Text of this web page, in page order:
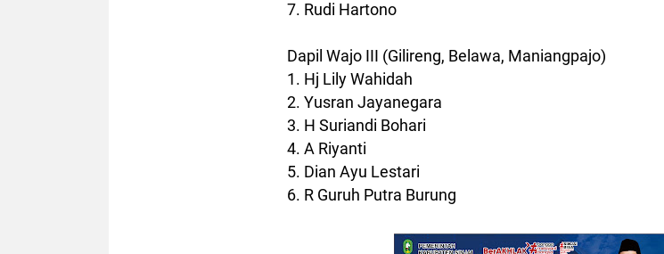
7. Rudi Hartono
Dapil Wajo III (Gilireng, Belawa, Maniangpajo)
1. Hj Lily Wahidah
2. Yusran Jayanegara
3. H Suriandi Bohari
4. A Riyanti
5. Dian Ayu Lestari
6. R Guruh Putra Burung